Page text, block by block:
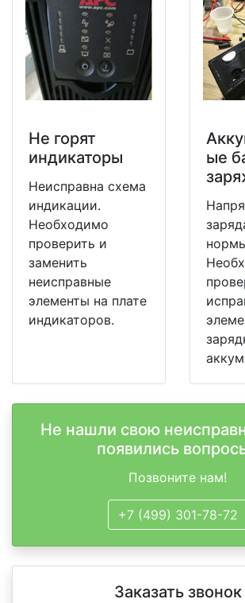
Не горят
индикаторы
Неисправна схема
индикации.
Необходимо
проверить и
заменить
неисправные
элементы на плате
индикаторов.
ые
Не нашли свою
появились
Позвоните нам!
+7 (499) 301-78-72
Заказать звонок